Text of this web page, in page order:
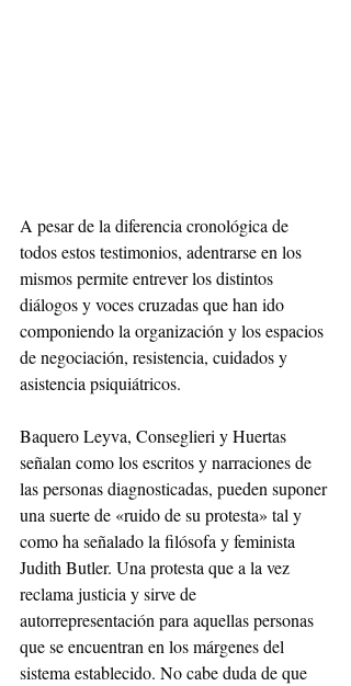
A pesar de la diferencia cronológica de
todos estos testimonios, adentrarse en los
mismos permite entrever los distintos
diálogos y voces cruzadas que han ido
componiendo la organización y los espacios
de negociación, resistencia, cuidados y
asistencia psiquiátricos.
Baquero Leyva, Conseglieri y Huertas
señalan como los escritos y narraciones de
las personas diagnosticadas, pueden suponer
una suerte de «ruido de su protesta» tal y
como ha señalado la filósofa y feminista
Judith Butler. Una protesta que a la vez
reclama justicia y sirve de
autorrepresentación para aquellas personas
que se encuentran en los márgenes del
sistema establecido. No cabe duda de que